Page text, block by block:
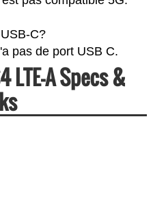
C?
pas de port USB C.
LTE-A Specs &